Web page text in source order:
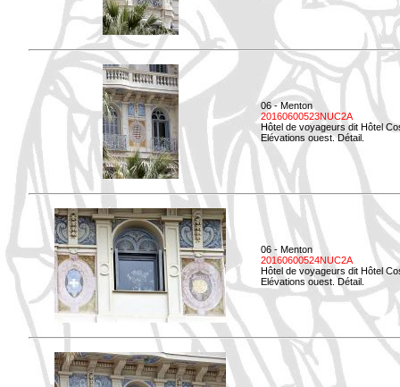
06 - Menton
20160600523NUC2A
Hôtel de voyageurs dit Hôtel
Elévations ouest. Détail.
06 - Menton
20160600524NUC2A
Hôtel de voyageurs dit Hôtel
Elévations ouest. Détail.